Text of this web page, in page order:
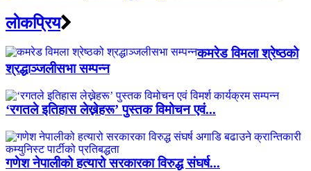
लाेकप्रिय
कमरेड विमला श्रेष्ठको
श्रद्धाञ्जलीसभा सम्पन्न
‘रगतले इतिहास लेख्नेहरू’ पुस्तक विमोचन एवं...
गणेश नेपालीको हत्यारो सरकारका विरुद्ध संघर्ष...